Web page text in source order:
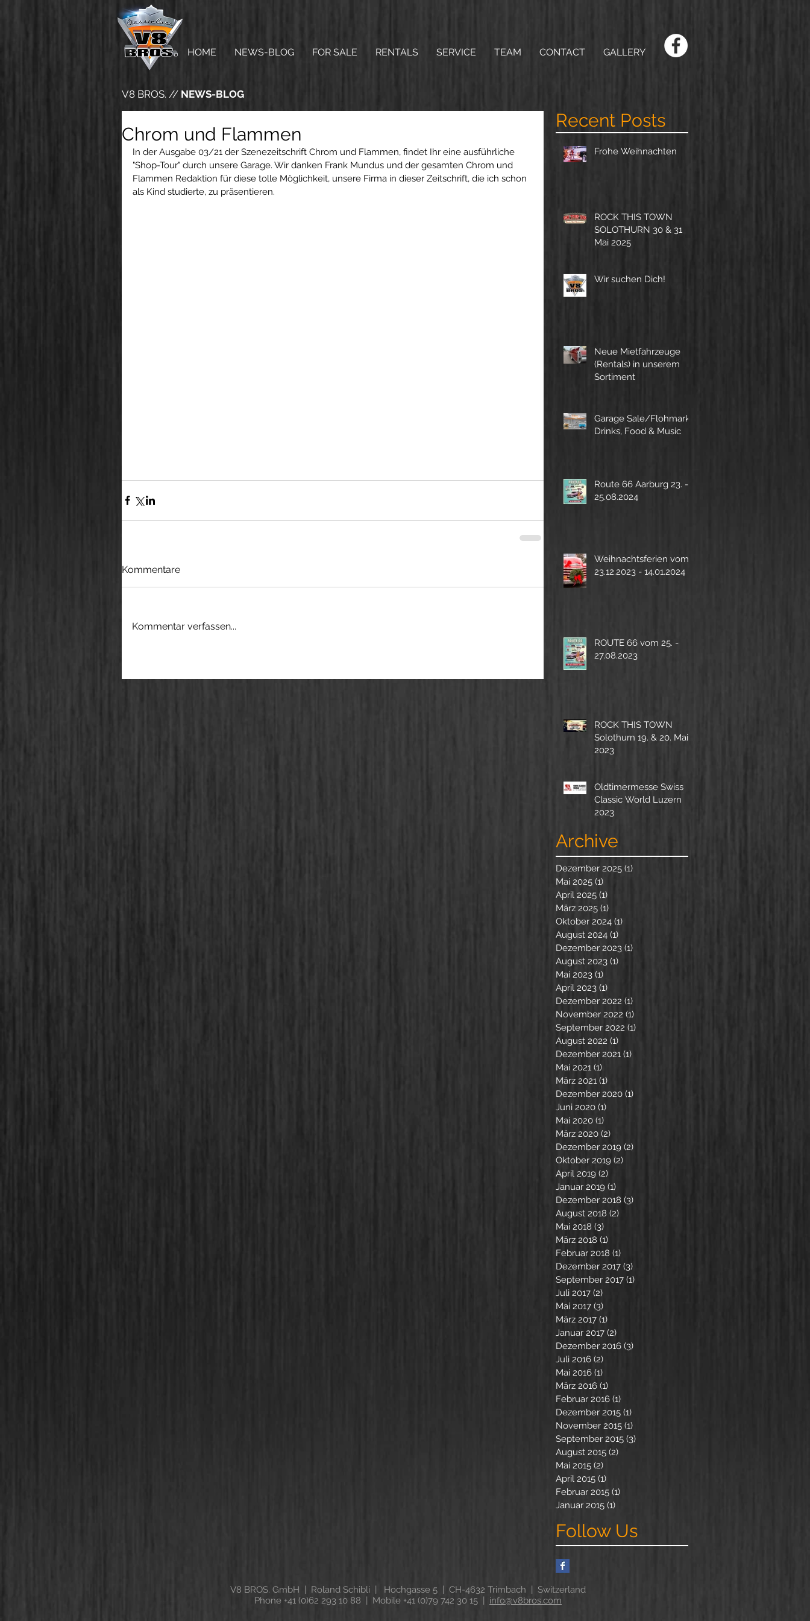
HOME NEWS-BLOG FOR SALE RENTALS SERVICE TEAM CONTACT GALLERY
V8 BROS. // NEWS-BLOG
Chrom und Flammen
In der Ausgabe 03/21 der Szenezeitschrift Chrom und Flammen, findet Ihr eine ausführliche
"Shop-Tour" durch unsere Garage. Wir danken Frank Mundus und der gesamten Chrom und
Flammen Redaktion für diese tolle Möglichkeit, unsere Firma in dieser Zeitschrift, die ich schon
als Kind studierte, zu präsentieren.
Kommentare
Kommentar verfassen...
Recent Posts
Frohe Weihnachten
ROCK THIS TOWN
SOLOTHURN 30 & 31
Mai 2025
Wir suchen Dich!
Neue Mietfahrzeuge
(Rentals) in unserem
Sortiment
Garage Sale/Flohmarkt,
Drinks, Food & Music
Route 66 Aarburg 23. -
25.08.2024
Weihnachtsferien vom
23.12.2023 - 14.01.2024
ROUTE 66 vom 25. -
27.08.2023
ROCK THIS TOWN
Solothurn 19. & 20. Mai
2023
Oldtimermesse Swiss
Classic World Luzern
2023
Archive
Dezember 2025 (1)
Mai 2025 (1)
April 2025 (1)
März 2025 (1)
Oktober 2024 (1)
August 2024 (1)
Dezember 2023 (1)
August 2023 (1)
Mai 2023 (1)
April 2023 (1)
Dezember 2022 (1)
November 2022 (1)
September 2022 (1)
August 2022 (1)
Dezember 2021 (1)
Mai 2021 (1)
März 2021 (1)
Dezember 2020 (1)
Juni 2020 (1)
Mai 2020 (1)
März 2020 (2)
Dezember 2019 (2)
Oktober 2019 (2)
April 2019 (2)
Januar 2019 (1)
Dezember 2018 (3)
August 2018 (2)
Mai 2018 (3)
März 2018 (1)
Februar 2018 (1)
Dezember 2017 (3)
September 2017 (1)
Juli 2017 (2)
Mai 2017 (3)
März 2017 (1)
Januar 2017 (2)
Dezember 2016 (3)
Juli 2016 (2)
Mai 2016 (1)
März 2016 (1)
Februar 2016 (1)
Dezember 2015 (1)
November 2015 (1)
September 2015 (3)
August 2015 (2)
Mai 2015 (2)
April 2015 (1)
Februar 2015 (1)
Januar 2015 (1)
Follow Us
V8 BROS. GmbH | Roland Schibli | Hochgasse 5 | CH-4632 Trimbach | Switzerland
Phone +41 (0)62 293 10 88 | Mobile +41 (0)79 742 30 15 | info@v8bros.com